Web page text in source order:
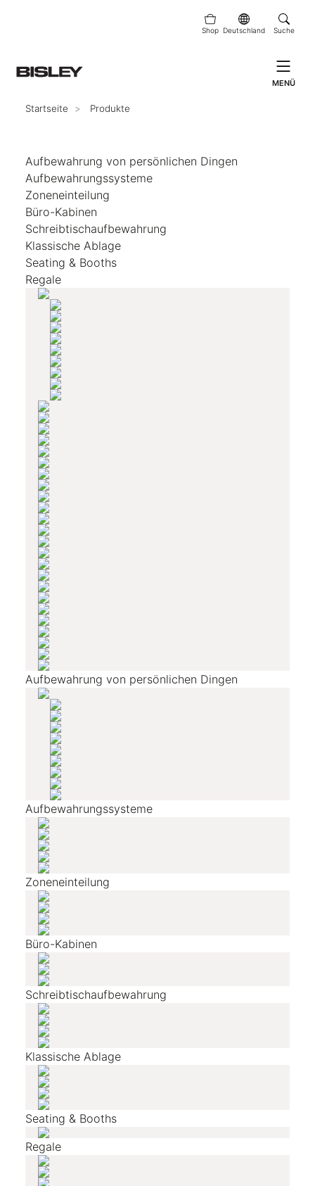
Shop Deutschland Suche
MENÜ
Startseite Produkte
Aufbewahrung von persönlichen Dingen
Aufbewahrungssysteme
Zoneneinteilung
Büro-Kabinen
Schreibtischaufbewahrung
Klassische Ablage
Seating & Booths
Regale
Aufbewahrung von persönlichen Dingen
Aufbewahrungssysteme
Zoneneinteilung
Büro-Kabinen
Schreibtischaufbewahrung
Klassische Ablage
Seating & Booths
Regale